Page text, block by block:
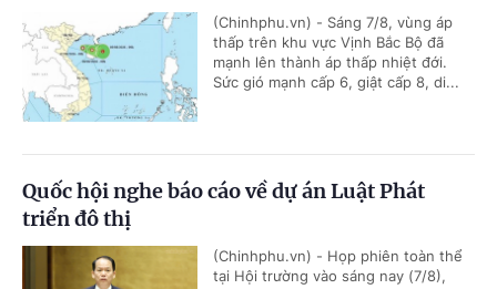
(Chinhphu.vn) - Sáng 7/8, vùng áp
thấp trên khu vực Vịnh Bắc Bộ đã
mạnh lên thành áp thấp nhiệt đới.
Sức gió mạnh cấp 6, giật cấp 8, di...
Quốc hội nghe báo cáo về dự án Luật Phát
triển đô thị
(Chinhphu.vn) - Họp phiên toàn thể
tại Hội trường vào sáng nay (7/8),